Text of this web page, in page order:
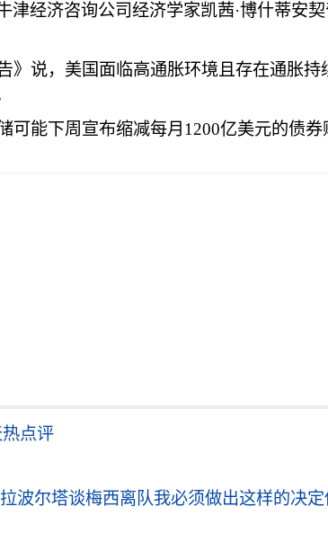
经济咨询公司经济学家凯茜·博什蒂安
》说，美国面临高通胀环境且存在通胀
可能下周宣布缩减每月1200亿美元的债
点评
波尔塔谈梅西离队我必须做出这样的决